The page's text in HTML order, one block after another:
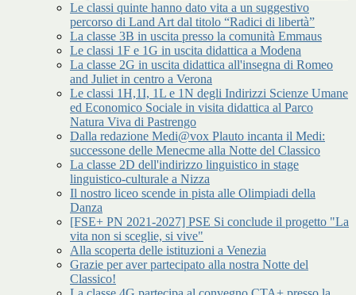
Le classi quinte hanno dato vita a un suggestivo
percorso di Land Art dal titolo “Radici di libertà”
La classe 3B in uscita presso la comunità Emmaus
Le classi 1F e 1G in uscita didattica a Modena
La classe 2G in uscita didattica all'insegna di Romeo
and Juliet in centro a Verona
Le classi 1H,1I, 1L e 1N degli Indirizzi Scienze Umane
ed Economico Sociale in visita didattica al Parco
Natura Viva di Pastrengo
Dalla redazione Medi@vox Plauto incanta il Medi:
successone delle Menecme alla Notte del Classico
La classe 2D dell'indirizzo linguistico in stage
linguistico-culturale a Nizza
Il nostro liceo scende in pista alle Olimpiadi della
Danza
[FSE+ PN 2021-2027] PSE Si conclude il progetto "La
vita non si sceglie, si vive"
Alla scoperta delle istituzioni a Venezia
Grazie per aver partecipato alla nostra Notte del
Classico!